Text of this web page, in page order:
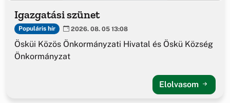
Igazgatási szünet
Populáris hír 2026. 08. 05 13:08
Ösküi Közös Önkormányzati Hivatal és Öskü Község
Önkormányzat
Elolvasom